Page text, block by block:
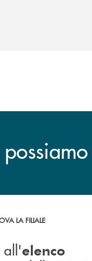
completo delle
LA FILIALE
all'elenco